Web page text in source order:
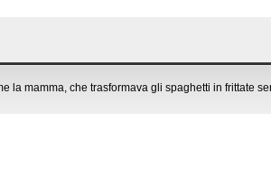
la mamma, che trasformava gli spaghetti in frittate